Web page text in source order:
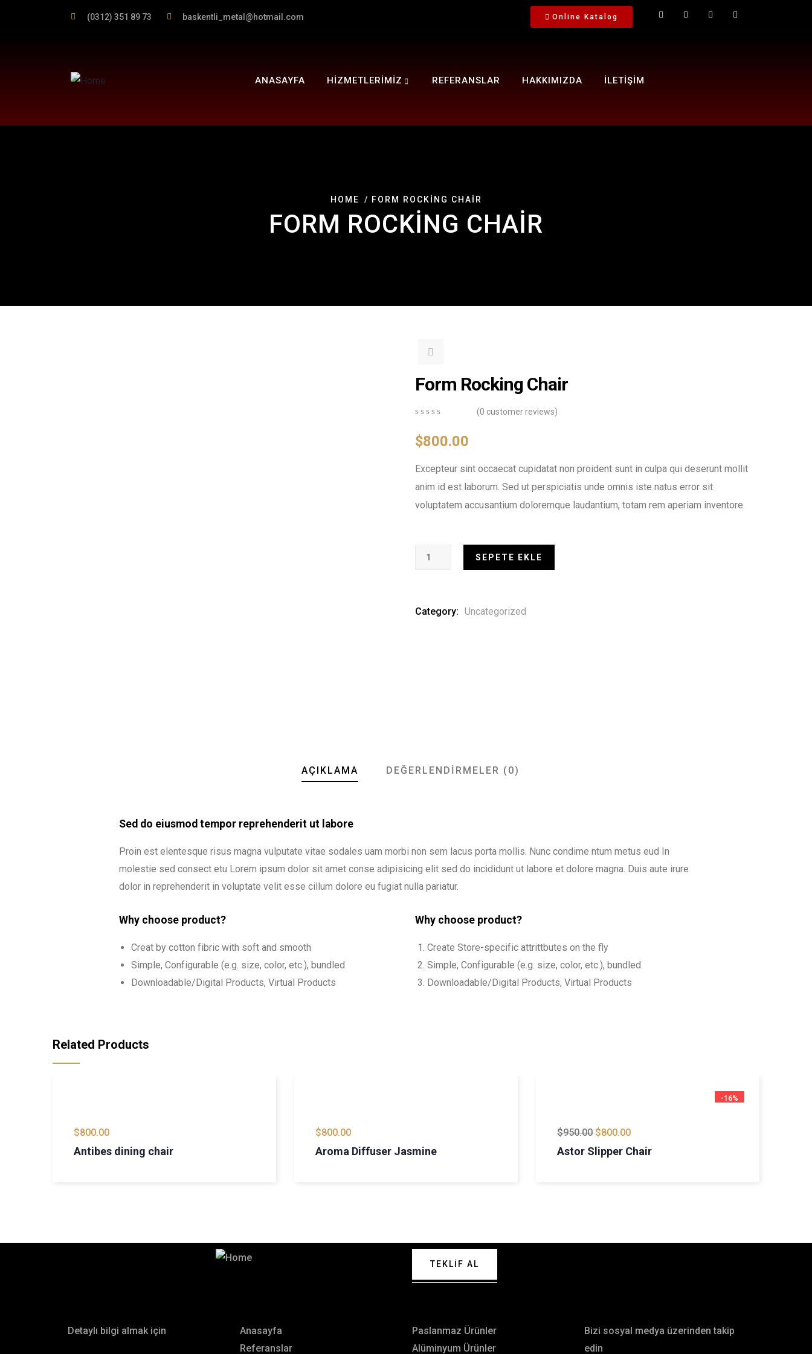
(0312) 351 89 73 baskentli_metal@hotmail.com Online Katalog
ANASAYFA HİZMETLERİMİZ REFERANSLAR HAKKIMIZDA İLETİŞİM
HOME FORM ROCKING CHAIR
FORM ROCKING CHAIR
Form Rocking Chair
out
of
on
ratings
(0 customer reviews)
$800.00
Excepteur sint occaecat cupidatat non proident sunt in culpa qui deserunt mollit
anim id est laborum. Sed ut perspiciatis unde omnis iste natus error sit
voluptatem accusantium doloremque laudantium, totam rem aperiam inventore.
SEPETE EKLE
Category: Uncategorized
AÇIKLAMA DEĞERLENDIRMELER (0)
Sed do eiusmod tempor reprehenderit ut labore
Proin est elentesque risus magna vulputate vitae sodales uam morbi non sem lacus porta mollis. Nunc condime ntum metus eud In
molestie sed consect etu Lorem ipsum dolor sit amet conse adipisicing elit sed do incididunt ut labore et dolore magna. Duis aute irure
dolor in reprehenderit in voluptate velit esse cillum dolore eu fugiat nulla pariatur.
Why choose product?
Creat by cotton fibric with soft and smooth
Simple, Configurable (e.g. size, color, etc.), bundled
Downloadable/Digital Products, Virtual Products
Why choose product?
Create Store-specific attrittbutes on the fly
Simple, Configurable (e.g. size, color, etc.), bundled
Downloadable/Digital Products, Virtual Products
Related Products
$800.00
Antibes dining chair
$800.00
Aroma Diffuser Jasmine
-16%
$950.00 $800.00
Astor Slipper Chair
TEKLIF AL
Detaylı bilgi almak için
Anasayfa
Referanslar
Paslanmaz Ürünler
Alüminyum Ürünler
Bizi sosyal medya üzerinden takip
edin